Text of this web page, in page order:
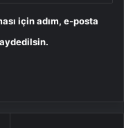
için adım, e-posta